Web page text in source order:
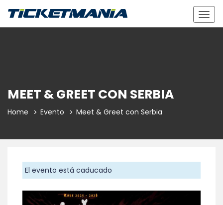
MEET & GREET CON SERBIA
Home Evento Meet & Greet con Serbia
El evento está caducado